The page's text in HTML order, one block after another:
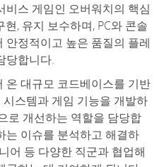
비스 게임인 오버워치의 핵심
, 유지 보수하며, PC와 콘솔
안정적이고 높은 품질의 플레
당합니다.
온 대규모 코드베이스를 기반
스템과 게임 기능을 개발하
로 개선하는 역할을 담당합
는 이슈를 분석하고 해결하
어 등 다양한 직군과 협업해